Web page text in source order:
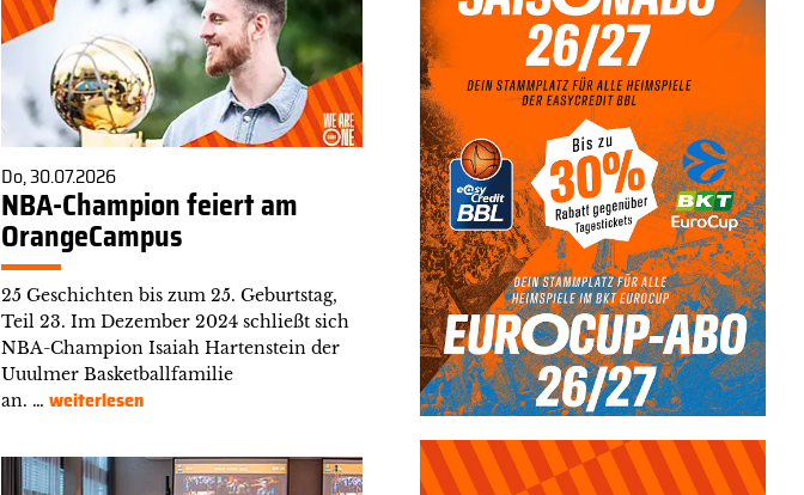
Do, 30.07.2026
NBA-Champion feiert am
OrangeCampus
25 Geschichten bis zum 25. Geburtstag,
Teil 23. Im Dezember 2024 schließt sich
NBA-Champion Isaiah Hartenstein der
Uuulmer Basketballfamilie
an. … weiterlesen